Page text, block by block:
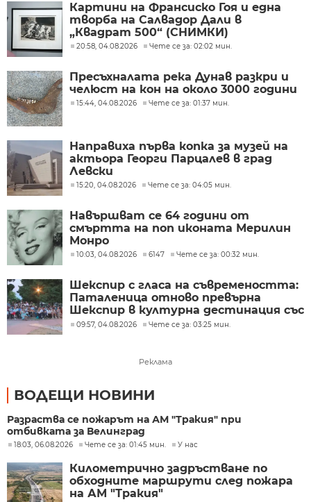
Картини на Франсиско Гоя и една
творба на Салвадор Дали в
„Квадрат 500“ (СНИМКИ)
20:58, 04.08.2026 Чете се за: 02:02 мин.
Пресъхналата река Дунав разкри и
челюст на кон на около 3000 години
15:44, 04.08.2026 Чете се за: 01:37 мин.
Направиха първа копка за музей на
актьора Георги Парцалев в град
Левски
15:20, 04.08.2026 Чете се за: 04:05 мин.
Навършват се 64 години от
смъртта на поп иконата Мерилин
Монро
10:03, 04.08.2026 6147 Чете се за: 00:32 мин.
Шекспир с гласа на съвремеността:
Паталеница отново превърна
Шекспир в културна дестинация със
съвременен прочит
09:57, 04.08.2026 Чете се за: 03:25 мин.
Реклама
ВОДЕЩИ НОВИНИ
Разраства се пожарът на АМ "Тракия" при
отбивката за Велинград
18:03, 06.08.2026 Чете се за: 01:45 мин. У нас
Километрично задръстване по
обходните маршрути след пожара
на АМ "Тракия"